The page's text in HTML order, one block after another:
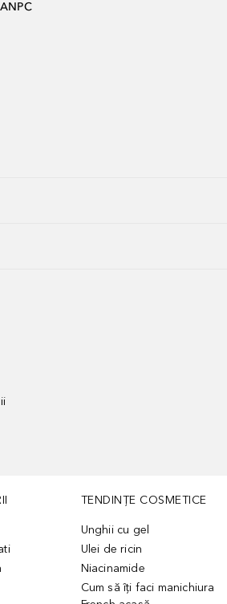
ANPC
TENDINȚE COSMETICE
Unghii cu gel
Ulei de ricin
Niacinamide
Cum să îți faci manichiura